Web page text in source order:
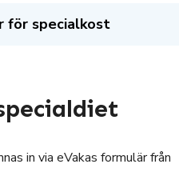
för specialkost
in via eVakas formulär från